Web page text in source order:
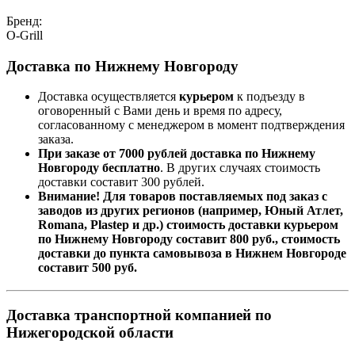
Бренд:
O-Grill
Доставка по Нижнему Новгороду
Доставка осуществляется курьером к подъезду в
оговоренный с Вами день и время по адресу,
согласованному с менеджером в момент подтверждения
заказа.
При заказе от 7000 рублей доставка по Нижнему
Новгороду бесплатно. В других случаях стоимость
доставки составит 300 рублей.
Внимание! Для товаров поставляемых под заказ с
заводов из других регионов (например, Юный Атлет,
Romana, Plastep и др.) стоимость доставки курьером
по Нижнему Новгороду составит 800 руб., стоимость
доставки до пункта самовывоза в Нижнем Новгороде
составит 500 руб.
Доставка транспортной компанией по
Нижегородской области